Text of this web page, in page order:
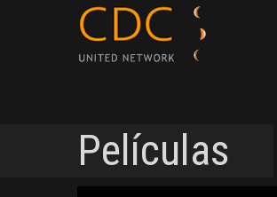
Películas